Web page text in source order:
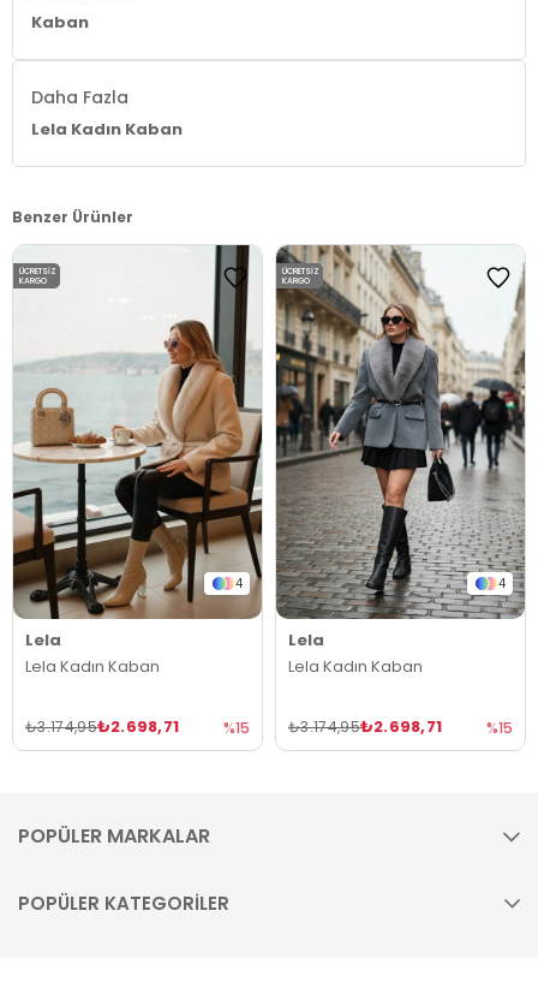
Kaban
Daha Fazla
Lela Kadın Kaban
Benzer Ürünler
4
Lela
Lela Kadın Kaban
₺2.698,71
₺3.174,95 %15
ÜCRETSIZ
KARGO
4
Lela
Lela Kadın Kaban
₺2.698,71
₺3.174,95 %15
ÜCRETSIZ
KARGO
POPÜLER MARKALAR
POPÜLER KATEGORİLER